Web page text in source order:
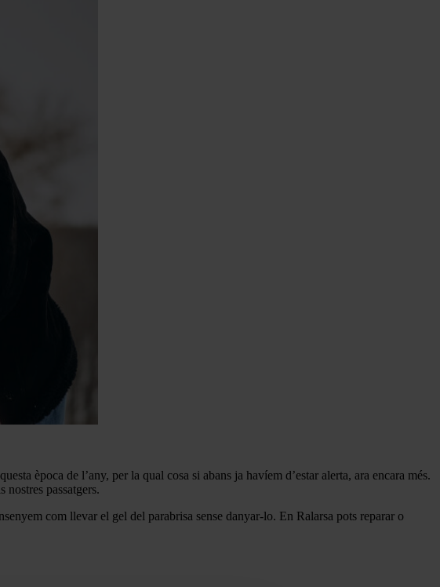
època de l’any, per la qual cosa si abans ja havíem d’estar alerta, ara encara més.
nostres passatgers.
com llevar el gel del parabrisa sense danyar-lo. En Ralarsa pots reparar o